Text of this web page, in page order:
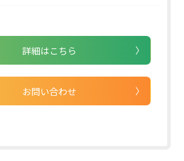
詳細はこちら
お問い合わせ